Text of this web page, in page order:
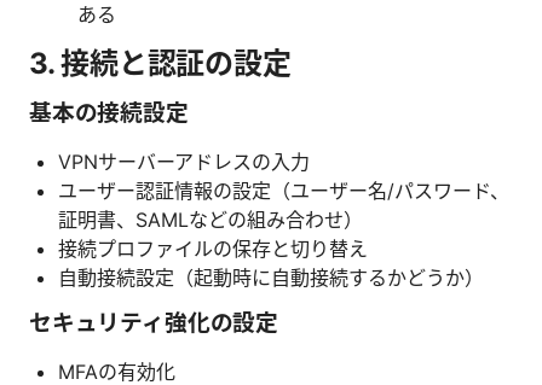
ある
3. 接続と認証の設定
基本の接続設定
VPNサーバーアドレスの入力
ユーザー認証情報の設定（ユーザー名/パスワード、
証明書、SAMLなどの組み合わせ）
接続プロファイルの保存と切り替え
自動接続設定（起動時に自動接続するかどうか）
セキュリティ強化の設定
MFAの有効化